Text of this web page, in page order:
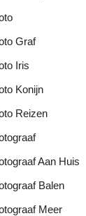
Graf
Iris
Konijn
Reizen
Aan Huis
Balen
Meer